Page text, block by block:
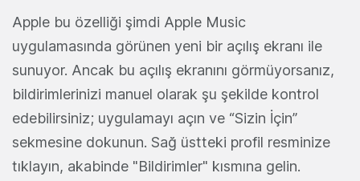
Apple bu özelliği şimdi Apple Music
uygulamasında görünen yeni bir açılış ekranı ile
sunuyor. Ancak bu açılış ekranını görmüyorsanız,
bildirimlerinizi manuel olarak şu şekilde kontrol
edebilirsiniz; uygulamayı açın ve “Sizin İçin”
sekmesine dokunun. Sağ üstteki profil resminize
tıklayın, akabinde "Bildirimler" kısmına gelin.